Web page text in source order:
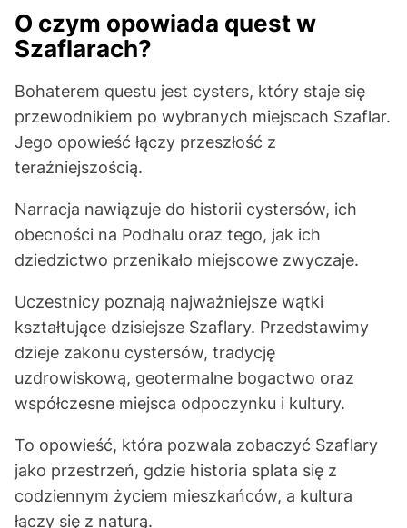
O czym opowiada quest w
Szaflarach?
Bohaterem questu jest cysters, który staje się
przewodnikiem po wybranych miejscach Szaflar.
Jego opowieść łączy przeszłość z
teraźniejszością.
Narracja nawiązuje do historii cystersów, ich
obecności na Podhalu oraz tego, jak ich
dziedzictwo przenikało miejscowe zwyczaje.
Uczestnicy poznają najważniejsze wątki
kształtujące dzisiejsze Szaflary. Przedstawimy
dzieje zakonu cystersów, tradycję
uzdrowiskową, geotermalne bogactwo oraz
współczesne miejsca odpoczynku i kultury.
To opowieść, która pozwala zobaczyć Szaflary
jako przestrzeń, gdzie historia splata się z
codziennym życiem mieszkańców, a kultura
łączy się z naturą.